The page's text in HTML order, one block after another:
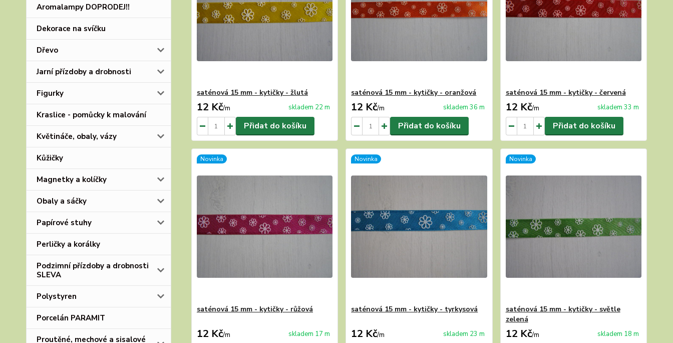
Aromalampy DOPRODEJ!!
Dekorace na svíčku
Dřevo
Jarní přízdoby a drobnosti
Figurky
Kraslice - pomůcky k malování
Květináče, obaly, vázy
Kůžičky
Magnetky a kolíčky
Obaly a sáčky
Papírové stuhy
Perličky a korálky
Podzimní přízdoby a drobnosti
SLEVA
Polystyren
Porcelán PARAMIT
Proutěné, mechové a sisalové
saténová 15 mm - kytičky - žlutá
12 Kč/m skladem 22 m
Přidat do košíku
saténová 15 mm - kytičky - oranžová
12 Kč/m skladem 36 m
Přidat do košíku
saténová 15 mm - kytičky - červená
12 Kč/m skladem 33 m
Přidat do košíku
Novinka
saténová 15 mm - kytičky - růžová
12 Kč/m skladem 17 m
Novinka
saténová 15 mm - kytičky - tyrkysová
12 Kč/m skladem 23 m
Novinka
saténová 15 mm - kytičky - světle
zelená
12 Kč/m skladem 18 m